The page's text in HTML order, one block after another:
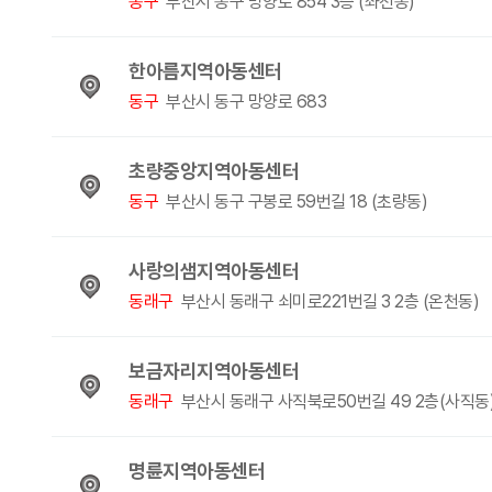
한아름지역아동센터
동구 부산시 동구 망양로 683
초량중앙지역아동센터
동구 부산시 동구 구봉로 59번길 18 (초량동)
사랑의샘지역아동센터
동래구 부산시 동래구 쇠미로221번길 3 2층 (온천동)
보금자리지역아동센터
동래구 부산시 동래구 사직북로50번길 49 2층(사직
명륜지역아동센터